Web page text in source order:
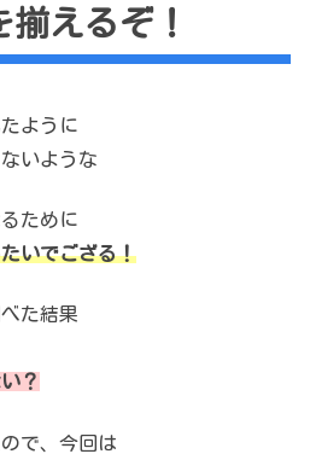
揃えるぞ！
ように
いような
ために
いでござる！
た結果
？
で、今回は